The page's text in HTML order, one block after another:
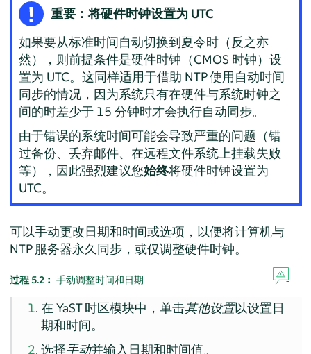
重要：将硬件时钟设置为 UTC
如果要从标准时间自动切换到夏令时（反之亦
然），则前提条件是硬件时钟（CMOS 时钟）设
置为 UTC。这同样适用于借助 NTP 使用自动时间
同步的情况，因为系统只有在硬件与系统时钟之
间的时差少于 15 分钟时才会执行自动同步。
由于错误的系统时间可能会导致严重的问题（错
过备份、丢弃邮件、在远程文件系统上挂载失败
等），因此强烈建议您始终将硬件时钟设置为
UTC。
可以手动更改日期和时间或选项，以便将计算机与
NTP 服务器永久同步，或仅调整硬件时钟。
过程 5.2︰ 手动调整时间和日期
在 YaST 时区模块中，单击其他设置以设置日
期和时间。
选择手动并输入日期和时间值。